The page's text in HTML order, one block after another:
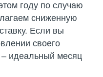
году по случаю
сниженную
Если вы
своего
– идеальный месяц